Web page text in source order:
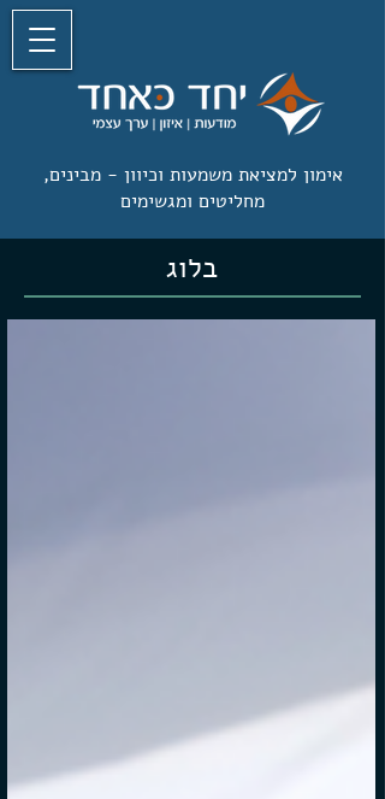
אימון למציאת משמעות וכיוון -מבינים,
מחליטים ומגשימים
בלוג